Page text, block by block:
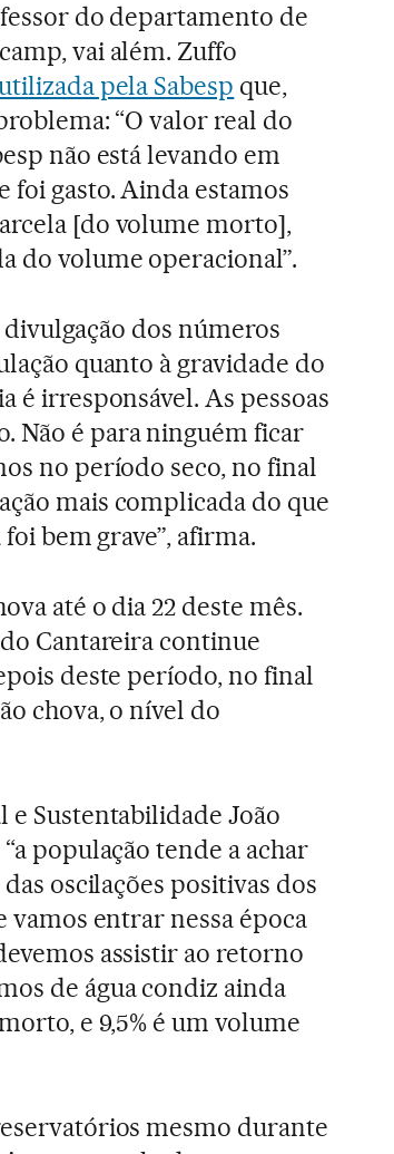
do departamento de
vai além. Zuffo
pela Sabesp que,
“O valor real do
não está levando em
gasto. Ainda estamos
[do volume morto],
do volume operacional”.
dos números
quanto à gravidade do
é irresponsável. As pessoas
Não é para ninguém ficar
no período seco, no final
mais complicada do que
bem grave”, afirma.
até o dia 22 deste mês.
Cantareira continue
deste período, no final
chova, o nível do
e Sustentabilidade João
população tende a achar
oscilações positivas dos
entrar nessa época
assistir ao retorno
de água condiz ainda
e 9,5% é um volume
mesmo durante